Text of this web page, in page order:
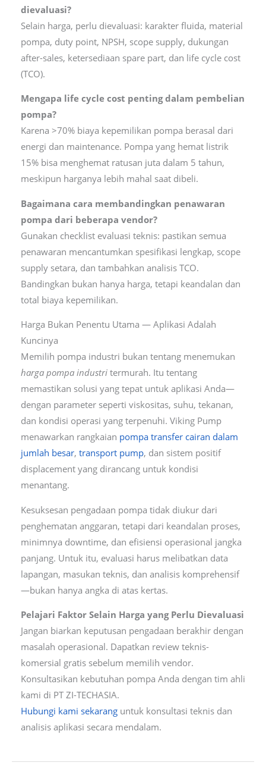
dievaluasi?
Selain harga, perlu dievaluasi: karakter fluida, material
pompa, duty point, NPSH, scope supply, dukungan
after-sales, ketersediaan spare part, dan life cycle cost
(TCO).
Mengapa life cycle cost penting dalam pembelian
pompa?
Karena >70% biaya kepemilikan pompa berasal dari
energi dan maintenance. Pompa yang hemat listrik
15% bisa menghemat ratusan juta dalam 5 tahun,
meskipun harganya lebih mahal saat dibeli.
Bagaimana cara membandingkan penawaran
pompa dari beberapa vendor?
Gunakan checklist evaluasi teknis: pastikan semua
penawaran mencantumkan spesifikasi lengkap, scope
supply setara, dan tambahkan analisis TCO.
Bandingkan bukan hanya harga, tetapi keandalan dan
total biaya kepemilikan.
Harga Bukan Penentu Utama — Aplikasi Adalah
Kuncinya
Memilih pompa industri bukan tentang menemukan
harga pompa industritermurah. Itu tentang
memastikan solusi yang tepat untuk aplikasi Anda—
dengan parameter seperti viskositas, suhu, tekanan,
dan kondisi operasi yang terpenuhi. Viking Pump
menawarkan rangkaian pompa transfer cairan dalam
jumlah besar, transport pump, dan sistem positif
displacement yang dirancang untuk kondisi
menantang.
Kesuksesan pengadaan pompa tidak diukur dari
penghematan anggaran, tetapi dari keandalan proses,
minimnya downtime, dan efisiensi operasional jangka
panjang. Untuk itu, evaluasi harus melibatkan data
lapangan, masukan teknis, dan analisis komprehensif
—bukan hanya angka di atas kertas.
Pelajari Faktor Selain Harga yang Perlu Dievaluasi
Jangan biarkan keputusan pengadaan berakhir dengan
masalah operasional. Dapatkan review teknis-
komersial gratis sebelum memilih vendor.
Konsultasikan kebutuhan pompa Anda dengan tim ahli
kami di PT ZI-TECHASIA.
Hubungi kami sekaranguntuk konsultasi teknis dan
analisis aplikasi secara mendalam.